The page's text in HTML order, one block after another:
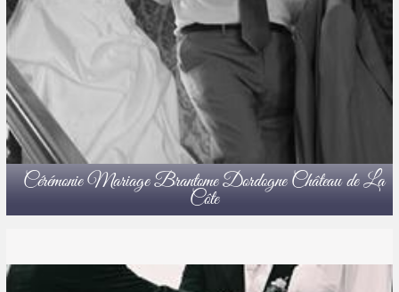
Cérémonie Mariage Brantome Dordogne Château de La
Côte